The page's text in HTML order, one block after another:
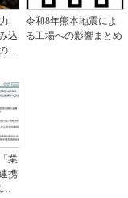
込
実
令和8年熊本地震によ
る工場への影響まとめ
業
携